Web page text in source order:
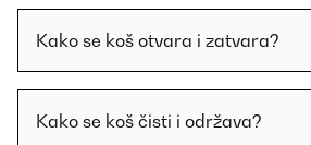
Kako se koš otvara i zatvara?
Kako se koš čisti i održava?